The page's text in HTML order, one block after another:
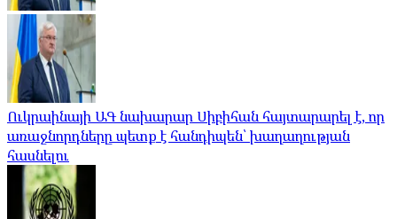
Ուկրաինայի ԱԳ նախարար Սիբիհան հայտարարել է, որ
առաջնորդները պետք է հանդիպեն՝ խաղաղության
հասնելու